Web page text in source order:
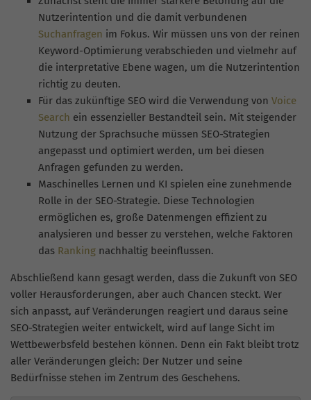
Nutzerintention und die damit verbundenen
Suchanfragen im Fokus. Wir müssen uns von der reinen
Keyword-Optimierung verabschieden und vielmehr auf
die interpretative Ebene wagen, um die Nutzerintention
richtig zu deuten.
Für das zukünftige SEO wird die Verwendung von Voice
Search ein essenzieller Bestandteil sein. Mit steigender
Nutzung der Sprachsuche müssen SEO-Strategien
angepasst und optimiert werden, um bei diesen
Anfragen gefunden zu werden.
Maschinelles Lernen und KI spielen eine zunehmende
Rolle in der SEO-Strategie. Diese Technologien
ermöglichen es, große Datenmengen effizient zu
analysieren und besser zu verstehen, welche Faktoren
das Ranking nachhaltig beeinflussen.
Abschließend kann gesagt werden, dass die Zukunft von SEO
voller Herausforderungen, aber auch Chancen steckt. Wer
sich anpasst, auf Veränderungen reagiert und daraus seine
SEO-Strategien weiter entwickelt, wird auf lange Sicht im
Wettbewerbsfeld bestehen können. Denn ein Fakt bleibt trotz
aller Veränderungen gleich: Der Nutzer und seine
Bedürfnisse stehen im Zentrum des Geschehens.